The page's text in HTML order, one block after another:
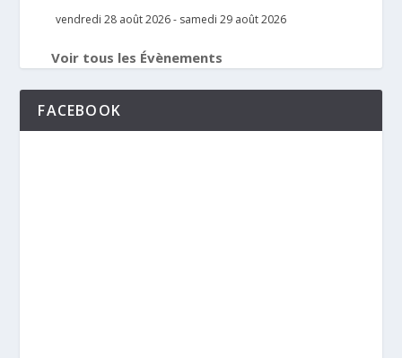
vendredi 28 août 2026- samedi 29 août 2026
Voir tous les Évènements
FACEBOOK